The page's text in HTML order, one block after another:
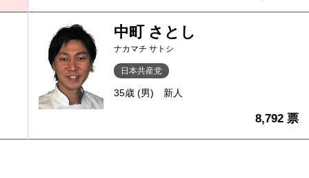
中町 さとし
ナカマチ サトシ
日本共産党
35歳 (男) 新人
8,792 票